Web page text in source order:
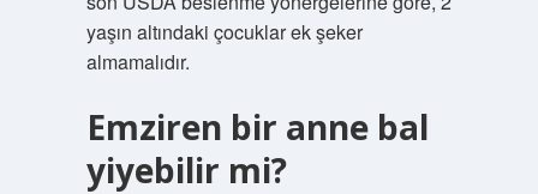
yaşın altındaki çocuklar ek şeker
almamalıdır.
Emziren bir anne bal
yiyebilir mi?